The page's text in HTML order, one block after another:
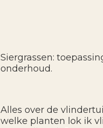
Siergrassen:
onderhoud.
Alles over de
welke planten lok ik